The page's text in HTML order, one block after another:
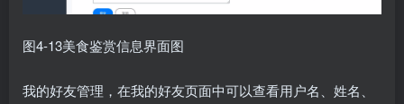
图4-13美食鉴赏信息界面图
我的好友管理，在我的好友页面中可以查看用户名、姓名、